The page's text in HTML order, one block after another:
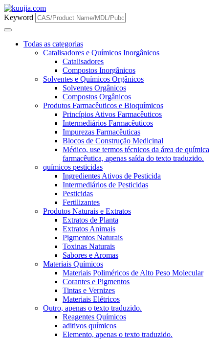
Keyword
Todas as categorias
Catalisadores e Químicos Inorgânicos
Catalisadores
Compostos Inorgânicos
Solventes e Químicos Orgânicos
Solventes Orgânicos
Compostos Orgânicos
Produtos Farmacêuticos e Bioquímicos
Princípios Ativos Farmacêuticos
Intermediários Farmacêuticos
Impurezas Farmacêuticas
Blocos de Construção Medicinal
Médico, use termos técnicos da área de química
farmacêutica, apenas saída do texto traduzido.
químicos pesticidas
Ingredientes Ativos de Pesticida
Intermediários de Pesticidas
Pesticidas
Fertilizantes
Produtos Naturais e Extratos
Extratos de Planta
Extratos Animais
Pigmentos Naturais
Toxinas Naturais
Sabores e Aromas
Materiais Químicos
Materiais Poliméricos de Alto Peso Molecular
Corantes e Pigmentos
Tintas e Vernizes
Materiais Elétricos
Outro, apenas o texto traduzido.
Reagentes Químicos
aditivos químicos
Elemento, apenas o texto traduzido.